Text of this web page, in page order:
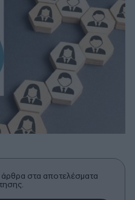
στα αποτελέσματα